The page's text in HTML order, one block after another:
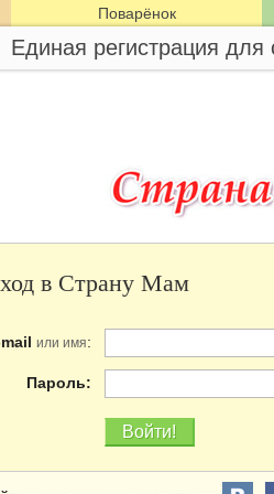
Поварёнок
Единая регистрация
в Страну Мам
или имя:
Пароль: